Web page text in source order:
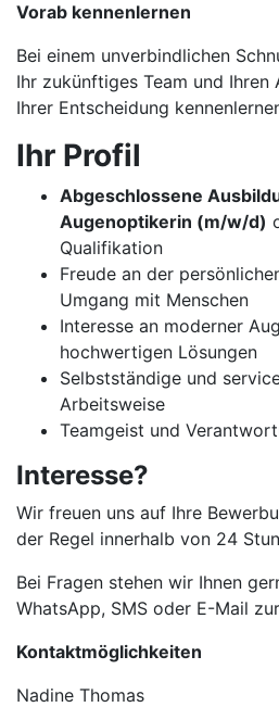
Vorab kennenlernen
Bei einem unverbindlichen
Ihr zukünftiges Team und
Ihrer Entscheidung
Ihr Profil
Abgeschlossene
Augenoptikerin (m/w/d)
Qualifikation
Freude an der
Umgang mit Menschen
Interesse an moderner
hochwertigen Lösungen
Selbstständige und
Arbeitsweise
Teamgeist und
Interesse?
Wir freuen uns auf Ihre
der Regel innerhalb von 24
Bei Fragen stehen wir Ihnen
WhatsApp, SMS oder E-Mail
Kontaktmöglichkeiten
Nadine Thomas